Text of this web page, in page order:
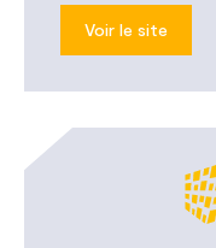
Voir le site